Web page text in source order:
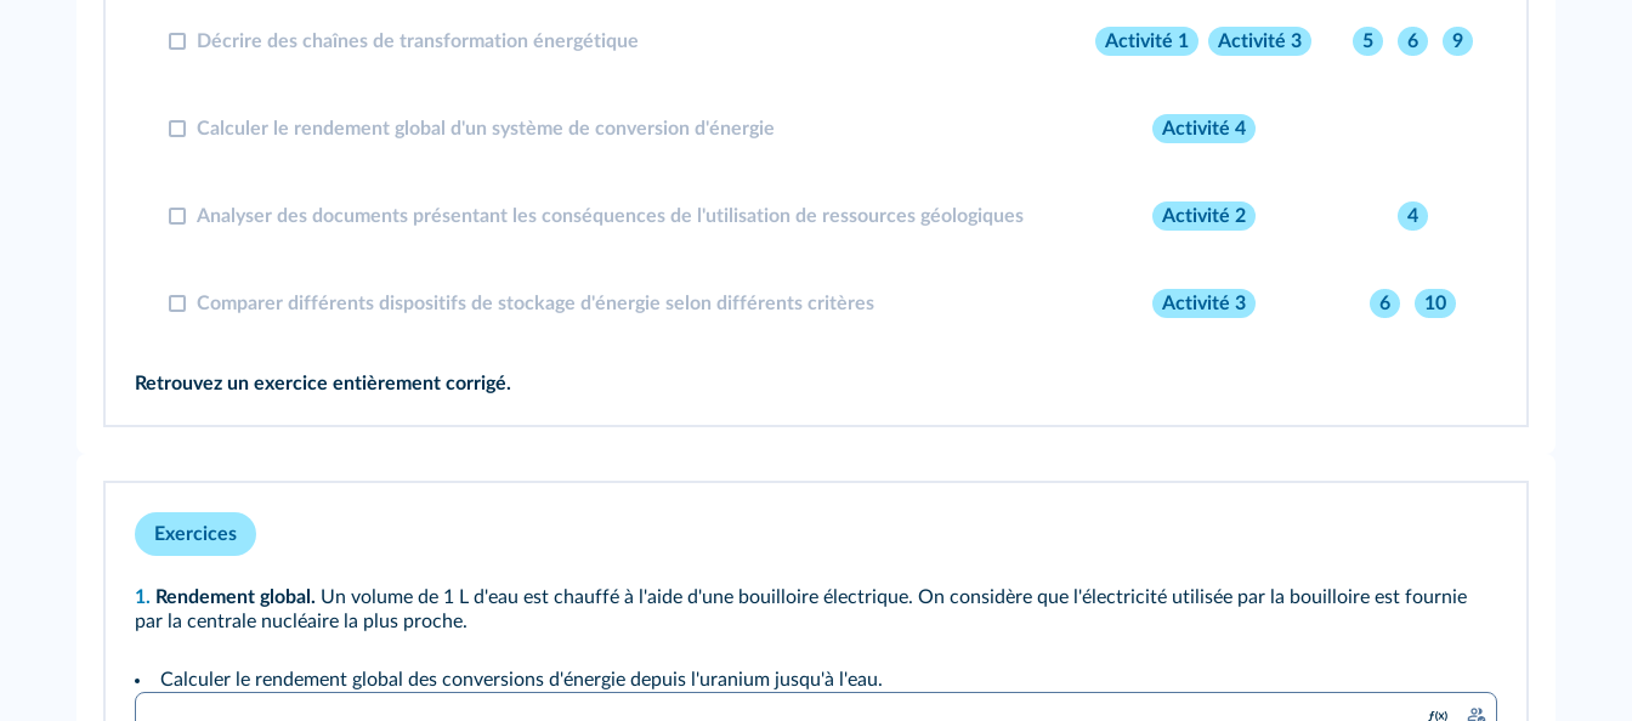
Décrire des chaînes de transformation énergétique Activité 1 Activité 3 5 6 9
Calculer le rendement global d'un système de conversion d'énergie Activité 4
Analyser des documents présentant les conséquences de l'utilisation de ressources géologiques Activité 2 4
Comparer différents dispositifs de stockage d'énergie selon différents critères Activité 3 6 10
Retrouvez un exercice entièrement corrigé.
Exercices
1. Rendement global. Un volume de 1 L d'eau est chauffé à l'aide d'une bouilloire électrique. On considère que l'électricité utilisée par la bouilloire est fournie
par la centrale nucléaire la plus proche.
Calculer le rendement global des conversions d'énergie depuis l'uranium jusqu'à l'eau.